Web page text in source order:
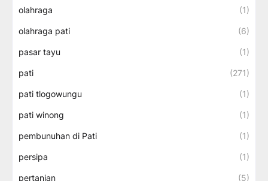
olahraga (1)
olahraga pati (6)
pasar tayu (1)
pati (271)
pati tlogowungu (1)
pati winong (1)
pembunuhan di Pati (1)
persipa (1)
pertanian (5)